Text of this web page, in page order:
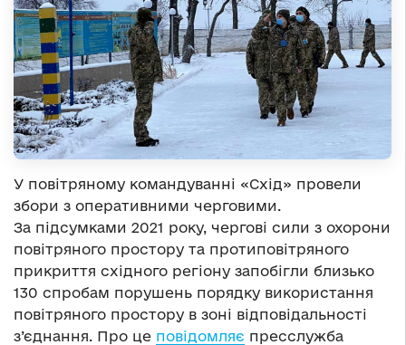
У повітряному командуванні «Схід» провели
збори з оперативними черговими.
За підсумками 2021 року, чергові сили з охорони
повітряного простору та протиповітряного
прикриття східного регіону запобігли близько
130 спробам порушень порядку використання
повітряного простору в зоні відповідальності
з’єднання. Про це повідомляє пресслужба